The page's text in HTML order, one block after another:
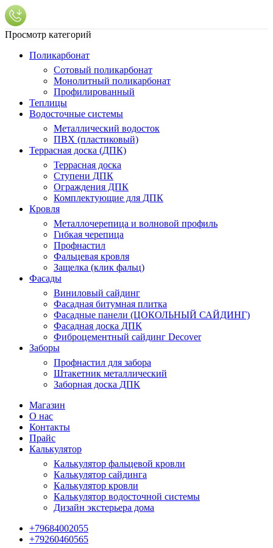
Просмотр категорий
Поликарбонат
Сотовый поликарбонат
Монолитный поликарбонат
Профилированный
Теплицы
Водосточные системы
Металлический водосток
ПВХ (пластиковый)
Террасная доска (ДПК)
Террасная доска
Ступени ДПК
Ограждения ДПК
Комплектующие для ДПК
Кровля
Металлочерепица и волновой профиль
Гибкая черепица
Профнастил
Фальцевая кровля
Защелка (клик фальц)
Фасады
Виниловый сайдинг
Фасадная битумная плитка
Фасадные панели (ЦОКОЛЬНЫЙ САЙДИНГ)
Фасадная доска ДПК
Фиброцементный сайдинг Decover
Заборы
Профнастил для забора
Штакетник металлический
Заборная доска ДПК
Магазин
О нас
Контакты
Прайс
Калькулятор
Калькулятор фальцевой кровли
Калькулятор сайдинга
Калькулятор кровли
Калькулятор водосточной системы
Дизайн экстерьера дома
+79684002055
+79260460565